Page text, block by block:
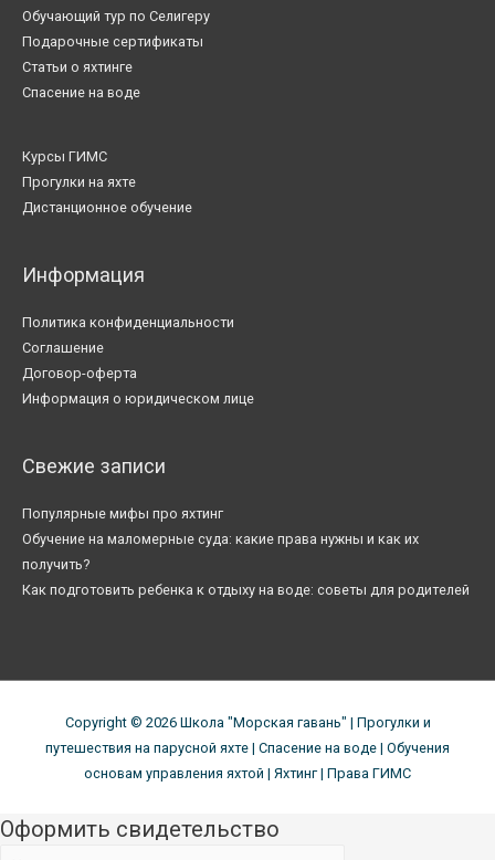
Обучающий тур по Селигеру
Подарочные сертификаты
Статьи о яхтинге
Спасение на воде
Курсы ГИМС
Прогулки на яхте
Дистанционное обучение
Информация
Политика конфиденциальности
Соглашение
Договор-оферта
Информация о юридическом лице
Свежие записи
Популярные мифы про яхтинг
Обучение на маломерные суда: какие права нужны и как их
получить?
Как подготовить ребенка к отдыху на воде: советы для родителей
Copyright © 2026 Школа "Морская гавань" | Прогулки и
путешествия на парусной яхте | Спасение на воде | Обучения
основам управления яхтой | Яхтинг | Права ГИМС
Оформить свидетельство